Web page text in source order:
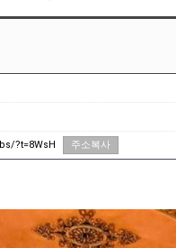
?t=8WsH 주소복사